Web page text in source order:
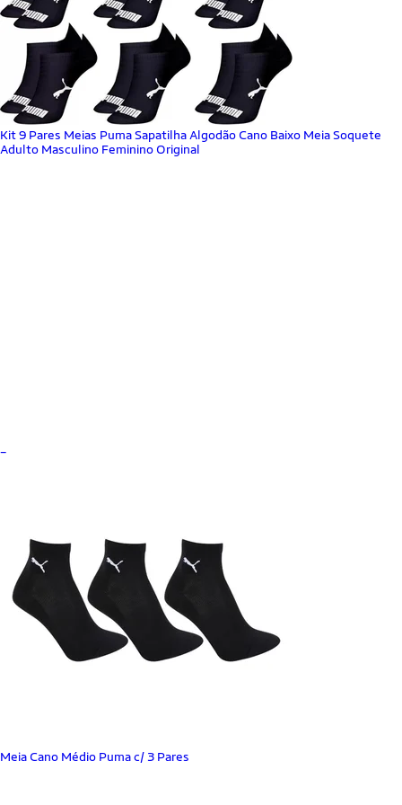
Kit 9 Pares Meias Puma Sapatilha Algodão Cano Baixo Meia Soquete
Adulto Masculino Feminino Original
Meia Cano Médio Puma c/ 3 Pares